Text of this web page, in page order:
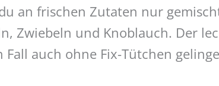
an frischen Zutaten nur
Zwiebeln und Knoblauch. Der
auch ohne Fix-Tütchen